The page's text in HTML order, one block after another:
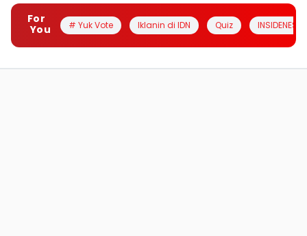
For
You
# Yuk Vote Iklanin di IDN Quiz INSIDENESIA